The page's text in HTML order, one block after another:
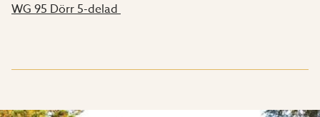
WG 95 Dörr 5-delad